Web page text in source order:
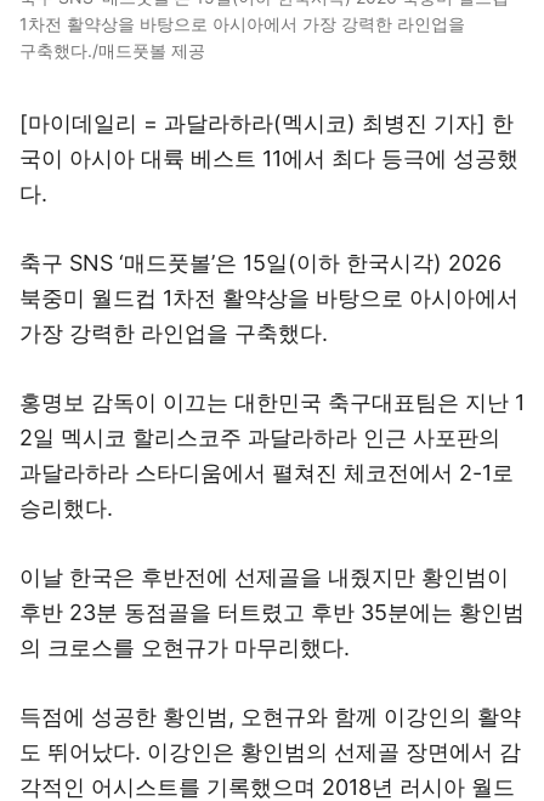
1차전 활약상을 바탕으로 아시아에서 가장 강력한 라인업을
구축했다./매드풋볼 제공
[마이데일리 = 과달라하라(멕시코) 최병진 기자] 한
국이 아시아 대륙 베스트 11에서 최다 등극에 성공했
다.
축구 SNS ‘매드풋볼’은 15일(이하 한국시각) 2026
북중미 월드컵 1차전 활약상을 바탕으로 아시아에서
가장 강력한 라인업을 구축했다.
홍명보 감독이 이끄는 대한민국 축구대표팀은 지난 1
2일 멕시코 할리스코주 과달라하라 인근 사포판의
과달라하라 스타디움에서 펼쳐진 체코전에서 2-1로
승리했다.
이날 한국은 후반전에 선제골을 내줬지만 황인범이
후반 23분 동점골을 터트렸고 후반 35분에는 황인범
의 크로스를 오현규가 마무리했다.
득점에 성공한 황인범, 오현규와 함께 이강인의 활약
도 뛰어났다. 이강인은 황인범의 선제골 장면에서 감
각적인 어시스트를 기록했으며 2018년 러시아 월드